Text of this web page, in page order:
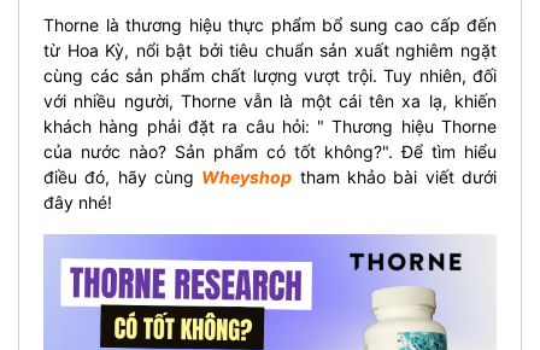
Thorne là thương hiệu thực phẩm bổ sung cao cấp đến
từ Hoa Kỳ, nổi bật bởi tiêu chuẩn sản xuất nghiêm ngặt
cùng các sản phẩm chất lượng vượt trội. Tuy nhiên, đối
với nhiều người, Thorne vẫn là một cái tên xa lạ, khiến
khách hàng phải đặt ra câu hỏi: " Thương hiệu Thorne
của nước nào? Sản phẩm có tốt không?". Để tìm hiểu
điều đó, hãy cùng Wheyshop tham khảo bài viết dưới
đây nhé!